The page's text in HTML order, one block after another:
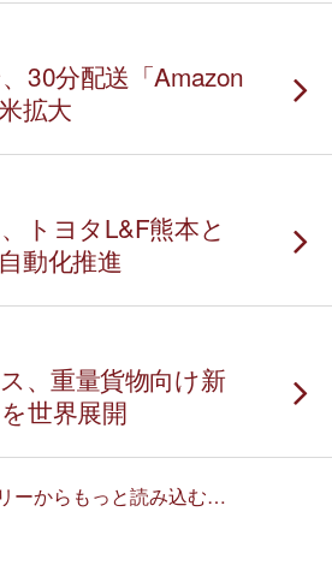
30分配送「Amazon
拡大
トヨタL&F熊本と
動化推進
、重量貨物向け新
世界展開
ーからもっと読み込む…